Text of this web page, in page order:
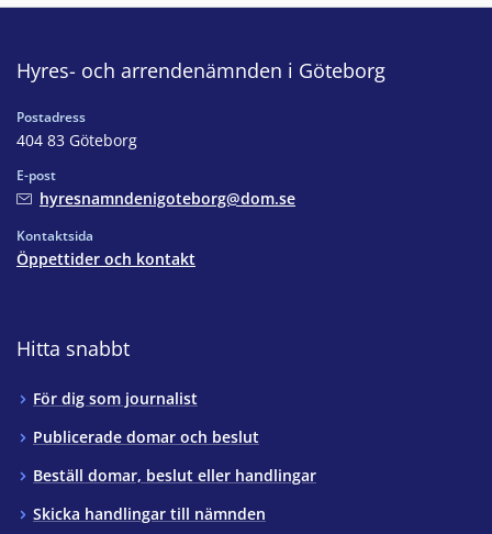
Hyres- och arrendenämnden i Göteborg
Postadress
404 83 Göteborg
E-post
hyresnamndenigoteborg@dom.se
Kontaktsida
Öppettider och kontakt
Hitta snabbt
För dig som journalist
Publicerade domar och beslut
Beställ domar, beslut eller handlingar
Skicka handlingar till nämnden